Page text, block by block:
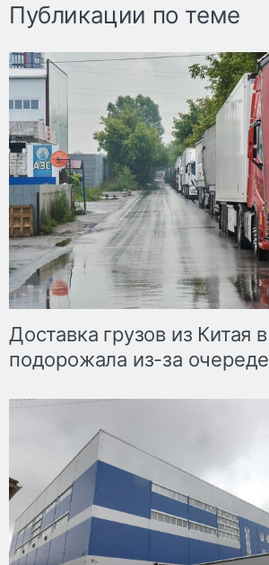
Публикации по теме
Доставка грузов из Китая
подорожала из-за